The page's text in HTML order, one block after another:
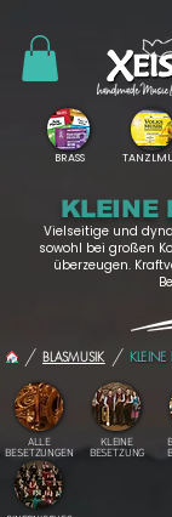
BRASS
KLEINE
Vielseitige und
sowohl bei großen
überzeugen.
/ BLASMUSIK /
ALLE
BESETZUNGEN
KLEINE
BESETZUNG